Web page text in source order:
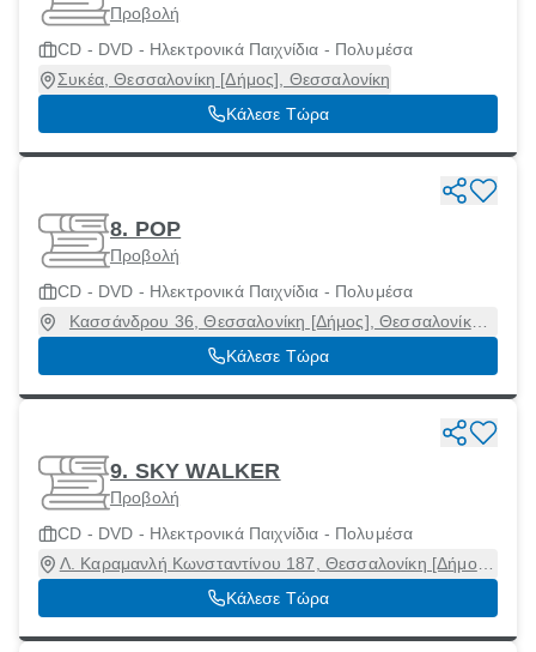
Προβολή
CD - DVD - Ηλεκτρονικά Παιχνίδια - Πολυμέσα
Συκέα, Θεσσαλονίκη [Δήμος], Θεσσαλονίκη
Κάλεσε Τώρα
8. POP
Προβολή
CD - DVD - Ηλεκτρονικά Παιχνίδια - Πολυμέσα
Κασσάνδρου 36, Θεσσαλονίκη [Δήμος], Θεσσαλονίκη,
54633
Κάλεσε Τώρα
9. SKY WALKER
Προβολή
CD - DVD - Ηλεκτρονικά Παιχνίδια - Πολυμέσα
Λ. Καραμανλή Κωνσταντίνου 187, Θεσσαλονίκη [Δήμος],
Θεσσαλονίκη, 54639
Κάλεσε Τώρα